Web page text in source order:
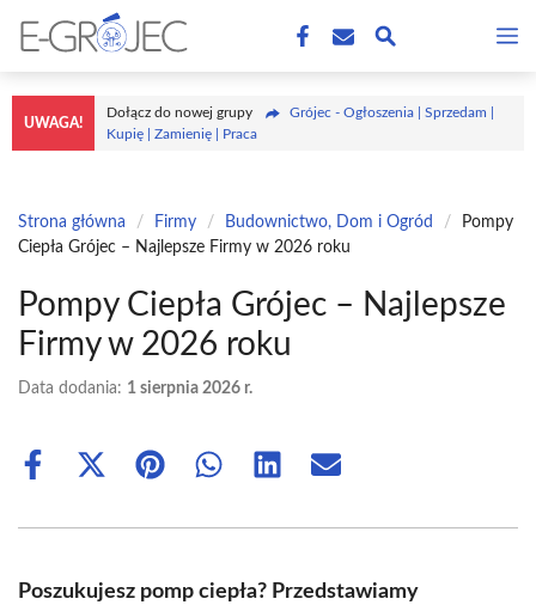
treści
UWAGA!
Dołącz do nowej grupy
Grójec - Ogłoszenia | Sprzedam |
Kupię | Zamienię | Praca
Strona główna / Firmy / Budownictwo, Dom i Ogród /
Pompy
Ciepła Grójec – Najlepsze Firmy w 2026 roku
Pompy Ciepła Grójec – Najlepsze
Firmy w 2026 roku
Data dodania: 1 sierpnia 2026 r.
Share
Share
(Twitter)
Share Share Share Share
Poszukujesz pomp ciepła? Przedstawiamy